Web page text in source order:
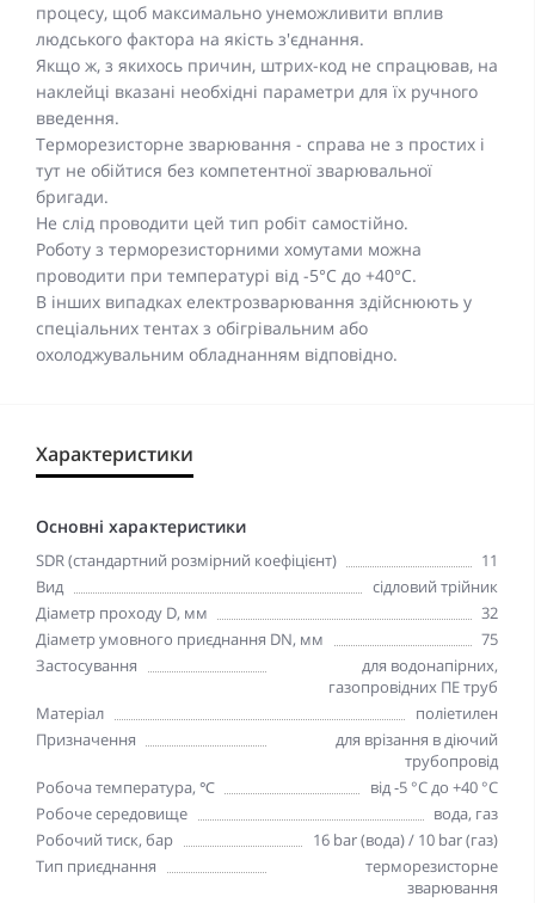
процесу, щоб максимально унеможливити вплив
людського фактора на якість з'єднання.
Якщо ж, з якихось причин, штрих-код не спрацював, на
наклейці вказані необхідні параметри для їх ручного
введення.
Терморезисторне зварювання - справа не з простих і
тут не обійтися без компетентної зварювальної
бригади.
Не слід проводити цей тип робіт самостійно.
Роботу з терморезисторними хомутами можна
проводити при температурі від -5°C до +40°C.
В інших випадках електрозварювання здійснюють у
спеціальних тентах з обігрівальним або
охолоджувальним обладнанням відповідно.
Характеристики
Основні характеристики
SDR (стандартний розмірний коефіцієнт)
11
Вид
сідловий трійник
Діаметр проходу D, мм
32
Діаметр умовного приєднання DN, мм
75
Застосування
для водонапірних,
газопровідних ПЕ труб
Матеріал
поліетилен
Призначення
для врізання в діючий
трубопровід
Робоча температура, ℃
від -5 °C до +40 °C
Робоче середовище
вода, газ
Робочий тиск, бар
16 bar (вода) / 10 bar (газ)
Тип приєднання
терморезисторне
зварювання